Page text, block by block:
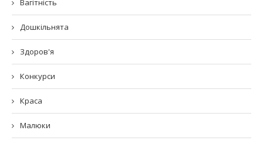
Вагітність
Дошкільнята
Здоров'я
Конкурси
Краса
Малюки